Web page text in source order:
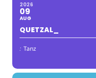
2026
09
AUG
QUETZAL_
: Tanz